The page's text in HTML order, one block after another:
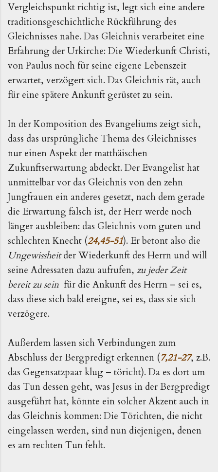
Vergleichspunkt richtig ist, legt sich eine andere
traditionsgeschichtliche Rückführung des
Gleichnisses nahe. Das Gleichnis verarbeitet eine
Erfahrung der Urkirche: Die Wiederkunft Christi,
von Paulus noch für seine eigene Lebenszeit
erwartet, verzögert sich. Das Gleichnis rät, auch
für eine spätere Ankunft gerüstet zu sein.
In der Komposition des Evangeliums zeigt sich,
dass das ursprüngliche Thema des Gleichnisses
nur einen Aspekt der matthäischen
Zukunftserwartung abdeckt. Der Evangelist hat
unmittelbar vor das Gleichnis von den zehn
Jungfrauen ein anderes gesetzt, nach dem gerade
die Erwartung falsch ist, der Herr werde noch
länger ausbleiben: das Gleichnis vom guten und
schlechten Knecht (24,45-51). Er betont also die
Ungewissheitder Wiederkunft des Herrn und will
seine Adressaten dazu aufrufen, zu jeder Zeit
bereit zu sein für die Ankunft des Herrn – sei es,
dass diese sich bald ereigne, sei es, dass sie sich
verzögere.
Außerdem lassen sich Verbindungen zum
Abschluss der Bergpredigt erkennen (7,21-27, z.B.
das Gegensatzpaar klug – töricht). Da es dort um
das Tun dessen geht, was Jesus in der Bergpredigt
ausgeführt hat, könnte ein solcher Akzent auch in
das Gleichnis kommen: Die Törichten, die nicht
eingelassen werden, sind nun diejenigen, denen
es am rechten Tun fehlt.